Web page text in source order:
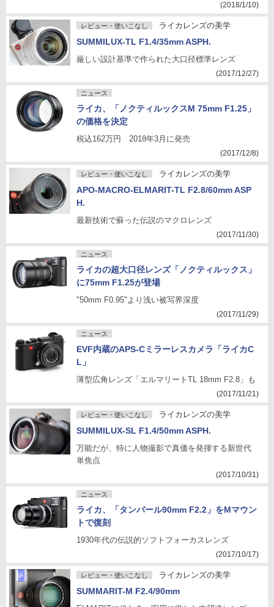
(2018/1/10)
レビュー・使いこなし ライカレンズの美学
SUMMILUX-TL F1.4/35mm ASPH.
厳しい設計基準で作られた大口径標準レンズ
(2017/12/27)
ニュース
ライカ、「ノクティルックスM 75mm F1.25」
の価格を決定
税込162万円 2018年3月に発売
(2017/12/8)
レビュー・使いこなし ライカレンズの美学
APO-MACRO-ELMARIT-TL F2.8/60mm ASP
H.
最新技術で蘇った伝説のマクロレンズ
(2017/11/30)
ニュース
ライカの超大口径レンズ「ノクティルックス」
に75mm F1.25が登場
"50mm F0.95"より浅い被写界深度
(2017/11/29)
ニュース
EVF内蔵のAPS-Cミラーレスカメラ「ライカC
L」
薄型広角レンズ「エルマリートTL 18mm F2.8」も
(2017/11/21)
レビュー・使いこなし ライカレンズの美学
SUMMILUX-SL F1.4/50mm ASPH.
万能だが、特に人物撮影で真価を発揮する新世代
単焦点
(2017/10/31)
ニュース
ライカ、「タンバール90mm F2.2」をMマウン
トで復刻
1930年代の伝説的ソフトフォーカスレンズ
(2017/10/17)
レビュー・使いこなし ライカレンズの美学
SUMMARIT-M F2.4/90mm